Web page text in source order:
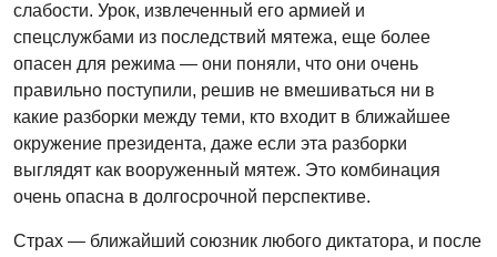
слабости. Урок, извлеченный его армией и
спецслужбами из последствий мятежа, еще более
опасен для режима — они поняли, что они очень
правильно поступили, решив не вмешиваться ни в
какие разборки между теми, кто входит в ближайшее
окружение президента, даже если эта разборки
выглядят как вооруженный мятеж. Это комбинация
очень опасна в долгосрочной перспективе.
Страх — ближайший союзник любого диктатора, и после